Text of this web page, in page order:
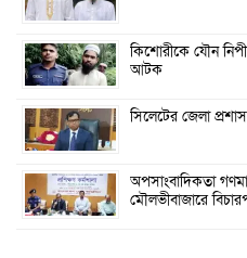
কিশোরীকে যৌন
আটক
সিলেটের জেলা
অপসাংবাদিকতা
মৌলভীবাজারে